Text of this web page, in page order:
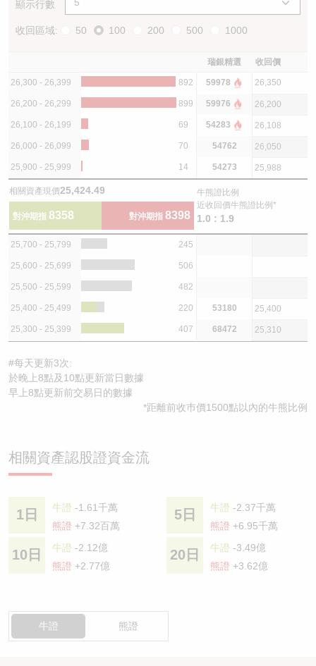
顯示行數
收回區域: 50 100 200 500 1000
瑞銀精選 收回價
26,300 - 26,399 892 59978 26,350
26,200 - 26,299 899 59976 26,200
26,100 - 26,199 69 54283 26,108
26,000 - 26,099 70 54762 26,050
25,900 - 25,999 14 54273 25,988
相關資產現價25,424.49
對沖期指 8358 對沖期指 8398
牛熊證比例
近收回價牛熊證比例*
1.0 : 1.9
25,700 - 25,799 245
25,600 - 25,699 506
25,500 - 25,599 482
25,400 - 25,499 220 53180 25,400
25,300 - 25,399 407 68472 25,310
#每天更新3次:
於晚上8點及10點更新當日數據
早上8點更新前交易日的數據
*距離前收巿價1500點以內的牛熊比例
相關資產認股證資金流
1日 牛證 -1.61千萬
熊證 +7.32百萬
5日 牛證 -2.37千萬
熊證 +6.95千萬
10日 牛證 -2.12億
熊證 +2.77億
20日 牛證 -3.49億
熊證 +3.62億
牛證 熊證